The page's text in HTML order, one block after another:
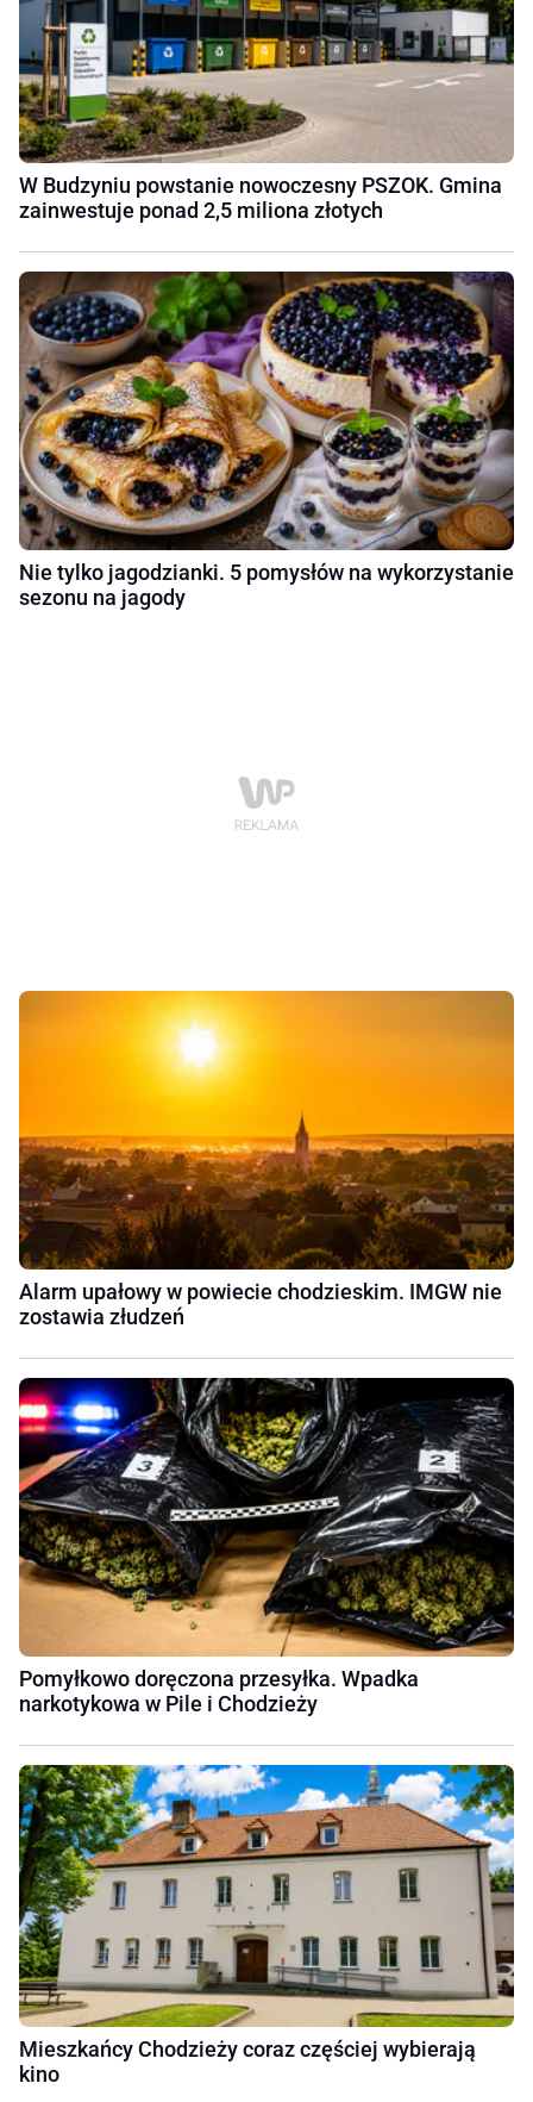
W Budzyniu powstanie nowoczesny PSZOK. Gmina
zainwestuje ponad 2,5 miliona złotych
Nie tylko jagodzianki. 5 pomysłów na wykorzystanie
sezonu na jagody
Alarm upałowy w powiecie chodzieskim. IMGW nie
zostawia złudzeń
Pomyłkowo doręczona przesyłka. Wpadka
narkotykowa w Pile i Chodzieży
Mieszkańcy Chodzieży coraz częściej wybierają
kino